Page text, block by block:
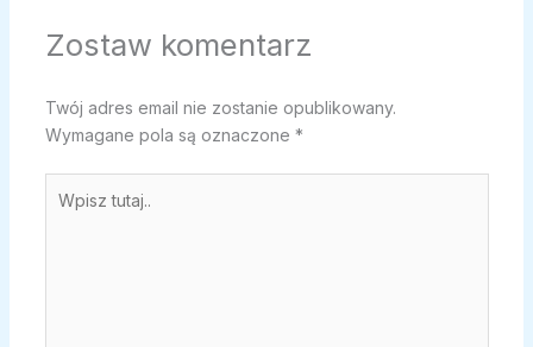
Zostaw komentarz
Twój adres email nie zostanie opublikowany.
Wymagane pola są oznaczone *
tutaj..